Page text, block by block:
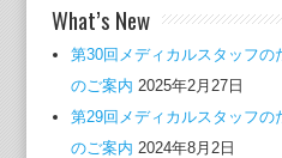
What’s New
第30回メディカルスタッフ
のご案内 2025年2月27日
第29回メディカルスタッフ
のご案内 2024年8月2日